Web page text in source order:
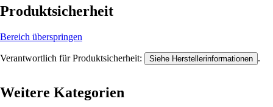
Produktsicherheit
Bereich überspringen
Verantwortlich für Produktsicherheit: Siehe Herstellerinformationen .
Weitere Kategorien